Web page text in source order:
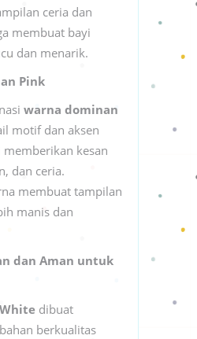
ceria dan
membuat bayi
dan menarik.
Pink
warna dominan
motif dan aksen
kesan
dan ceria.
membuat tampilan
manis dan
dan Aman untuk
dibuat
berkualitas